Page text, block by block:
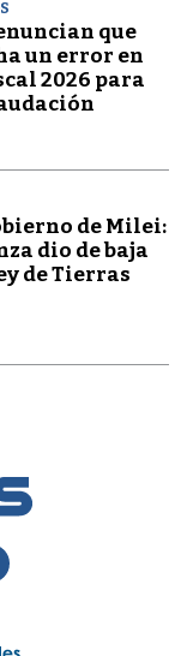
que
un error en
2026 para
de Milei:
dio de baja
de Tierras